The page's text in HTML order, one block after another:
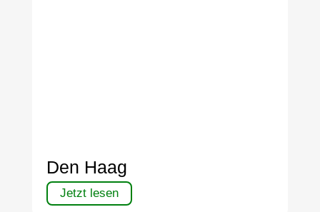
Den Haag
Jetzt lesen